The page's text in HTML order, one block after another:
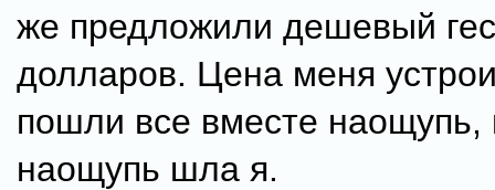
же предложили дешевый
долларов. Цена меня
пошли все вместе наощупь,
наощупь шла я.